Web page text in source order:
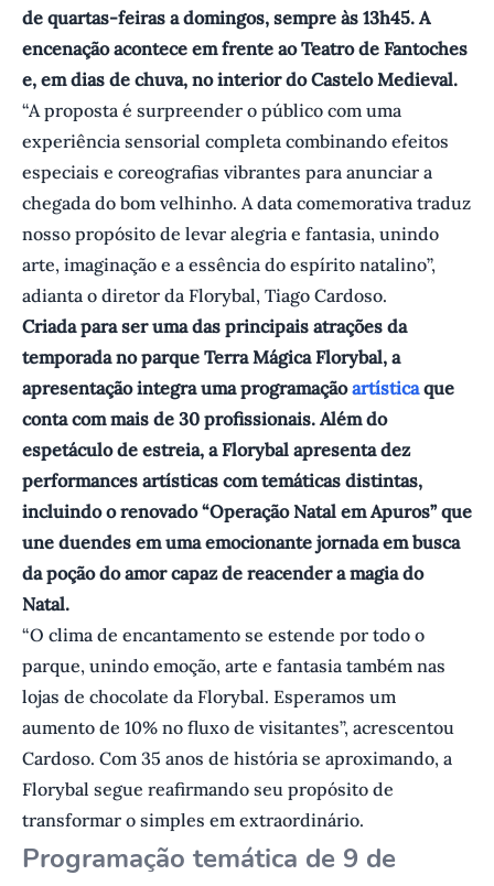
de quartas-feiras a domingos, sempre às 13h45. A
encenação acontece em frente ao Teatro de Fantoches
e, em dias de chuva, no interior do Castelo Medieval.
“A proposta é surpreender o público com uma
experiência sensorial completa combinando efeitos
especiais e coreografias vibrantes para anunciar a
chegada do bom velhinho. A data comemorativa traduz
nosso propósito de levar alegria e fantasia, unindo
arte, imaginação e a essência do espírito natalino’’,
adianta o diretor da Florybal, Tiago Cardoso.
Criada para ser uma das principais atrações da
temporada no parque Terra Mágica Florybal, a
apresentação integra uma programaçãoartísticaque
conta com mais de 30 profissionais. Além do
espetáculo de estreia, a Florybal apresenta dez
performances artísticas com temáticas distintas,
incluindo o renovado “Operação Natal em Apuros” que
une duendes em uma emocionante jornada em busca
da poção do amor capaz de reacender a magia do
Natal.
“O clima de encantamento se estende por todo o
parque, unindo emoção, arte e fantasia também nas
lojas de chocolate da Florybal. Esperamos um
aumento de 10% no fluxo de visitantes”, acrescentou
Cardoso. Com 35 anos de história se aproximando, a
Florybal segue reafirmando seu propósito de
transformar o simples em extraordinário.
Programação temática de 9 de